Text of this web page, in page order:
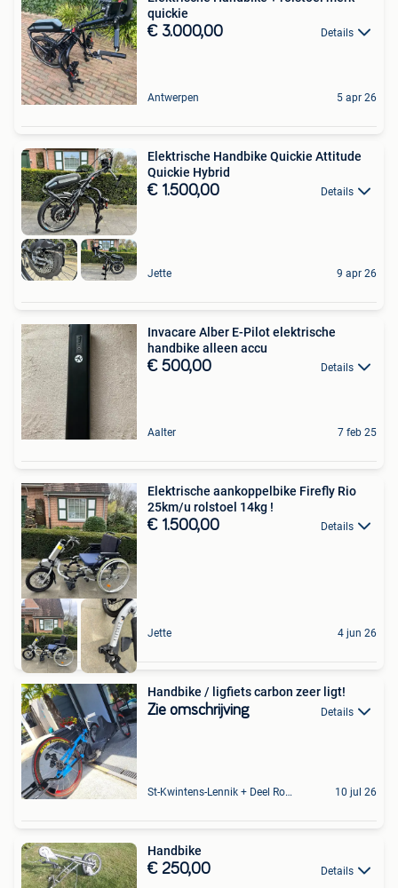
quickie
€ 3.000,00 Details
Antwerpen 5 apr 26
Elektrische Handbike Quickie Attitude
Quickie Hybrid
€ 1.500,00 Details
Jette 9 apr 26
Invacare Alber E-Pilot elektrische
handbike alleen accu
€ 500,00 Details
Aalter 7 feb 25
Elektrische aankoppelbike Firefly Rio
25km/u rolstoel 14kg !
€ 1.500,00 Details
Jette 4 jun 26
Handbike / ligfiets carbon zeer ligt!
Zie omschrijving Details
St-Kwintens-Lennik + Deel Roosdaal 10 jul 26
Handbike
€ 250,00 Details